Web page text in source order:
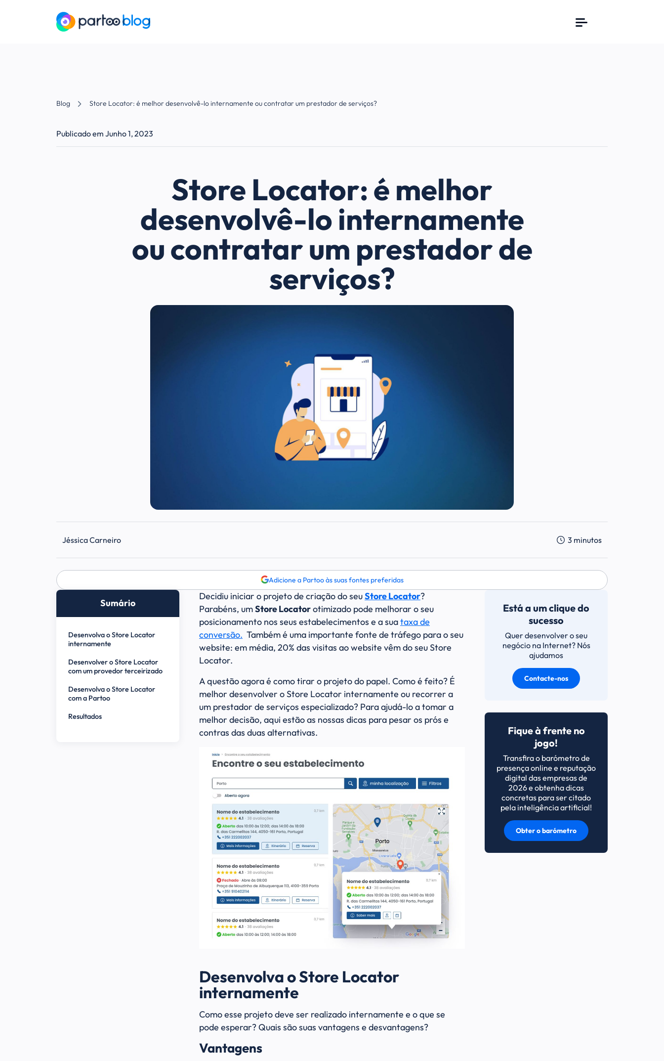
Blog Store Locator: é melhor desenvolvê-lo internamente ou contratar um prestador de serviços?
Publicado em Junho 1, 2023
Store Locator: é melhor
desenvolvê-lo internamente
ou contratar um prestador de
serviços?
Jéssica Carneiro 3 minutos
Adicione a Partoo às suas fontes preferidas
Sumário
Desenvolva o Store Locator
internamente
Desenvolver o Store Locator
com um provedor terceirizado
Desenvolva o Store Locator
com a Partoo
Resultados
Decidiu iniciar o projeto de criação do seuStore Locator?
Parabéns, umStore Locatorotimizado pode melhorar o seu
posicionamento nos seus estabelecimentos e a suataxa de
conversão. Também é uma importante fonte de tráfego para o seu
website: em média, 20% das visitas ao website vêm do seu Store
Locator.
A questão agora é como tirar o projeto do papel. Como é feito? É
melhor desenvolver o Store Locator internamente ou recorrer a
um prestador de serviços especializado? Para ajudá-lo a tomar a
melhor decisão, aqui estão as nossas dicas para pesar os prós e
contras das duas alternativas.
Desenvolva o Store Locator
internamente
Como esse projeto deve ser realizado internamente e o que se
pode esperar? Quais são suas vantagens e desvantagens?
Vantagens
Está a um clique do
sucesso
Quer desenvolver o seu
negócio na Internet? Nós
ajudamos
Contacte-nos
Fique à frente no
jogo!
Transfira o barómetro de
presença online e reputação
digital das empresas de
2026 e obtenha dicas
concretas para ser citado
pela inteligência artificial!
Obter o barómetro